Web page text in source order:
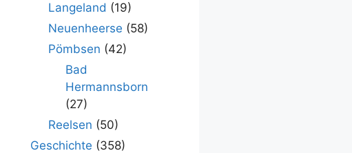
Langeland (19)
Neuenheerse (58)
Pömbsen (42)
Bad
Hermannsborn
(27)
Reelsen (50)
Geschichte (358)